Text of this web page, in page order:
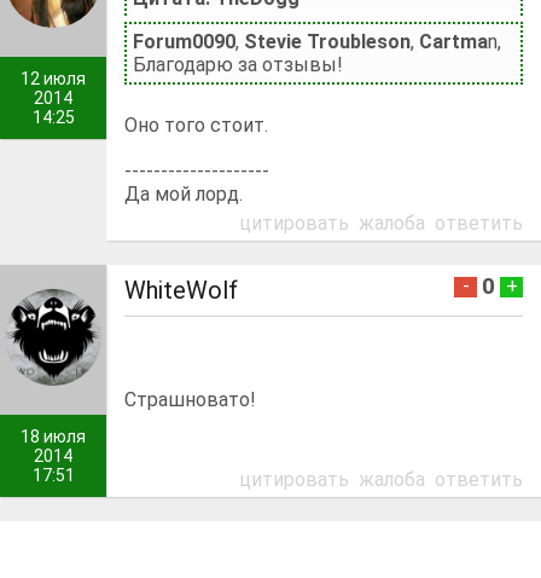
12 июля
2014
14:25
Forum0090, Stevie Troubleson, Cartman,
Благодарю за отзывы!
Оно того стоит.
--------------------
Да мой лорд.
цитировать жалоба ответить
18 июля
2014
17:51
WhiteWolf - 0 +
Страшновато!
цитировать жалоба ответить